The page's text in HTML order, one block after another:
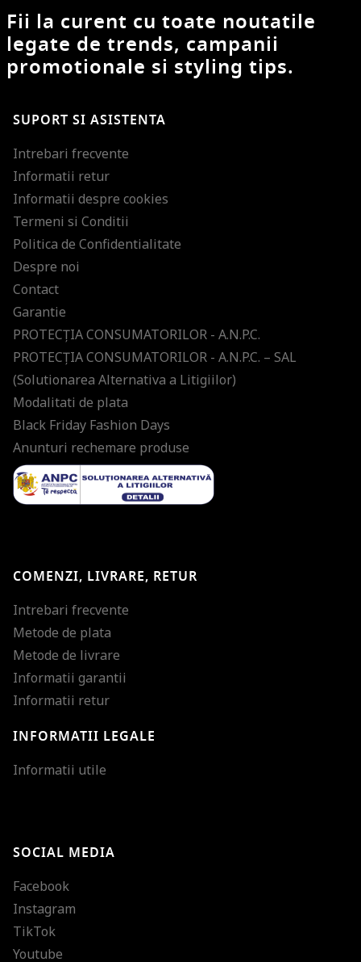
Fii la curent cu toate noutatile
legate de trends, campanii
promotionale si styling tips.
SUPORT SI ASISTENTA
Intrebari frecvente
Informatii retur
Informatii despre cookies
Termeni si Conditii
Politica de Confidentialitate
Despre noi
Contact
Garantie
PROTECŢIA CONSUMATORILOR - A.N.P.C.
PROTECŢIA CONSUMATORILOR - A.N.P.C. – SAL
(Solutionarea Alternativa a Litigiilor)
Modalitati de plata
Black Friday Fashion Days
Anunturi rechemare produse
COMENZI, LIVRARE, RETUR
Intrebari frecvente
Metode de plata
Metode de livrare
Informatii garantii
Informatii retur
INFORMATII LEGALE
Informatii utile
SOCIAL MEDIA
Facebook
Instagram
TikTok
Youtube